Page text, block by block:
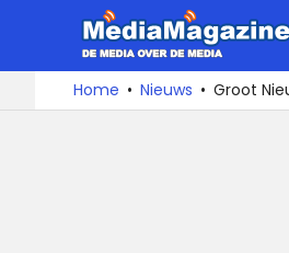
naar
De
media
over
Home Nieuws Groot